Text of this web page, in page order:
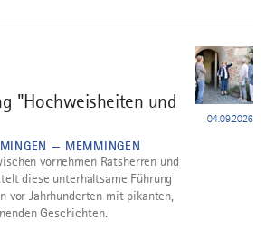
"Hochweisheiten und
— MEMMINGEN
04.09.2026
vornehmen Ratsherren und
diese unterhaltsame Führung
vor Jahrhunderten mit pikanten,
Geschichten.